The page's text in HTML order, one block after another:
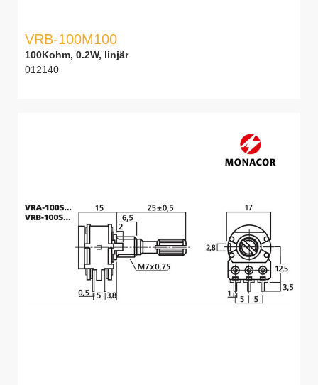
VRB-100M100
100Kohm, 0.2W, linjär
012140